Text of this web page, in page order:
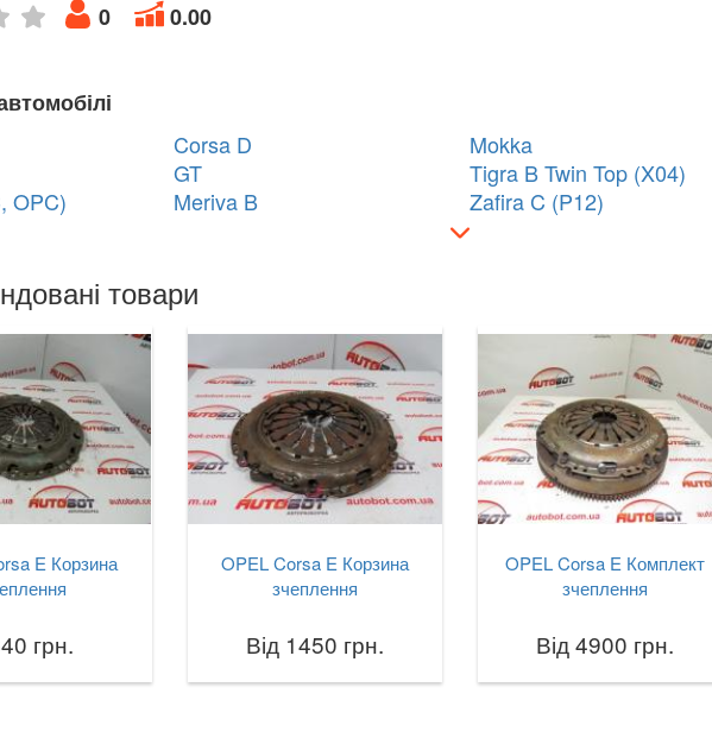
0 0.00
OPC)
Corsa D
GT
Meriva B
Mokka
Tigra B Twin Top (X04)
Zafira C (P12)
товари
E Корзина
грн.
OPEL Corsa E Корзина
зчеплення
Від 1450 грн.
OPEL Corsa E Комплект
зчеплення
Від 4900 грн.